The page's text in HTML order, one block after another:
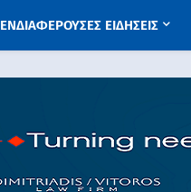
ΕΝΔΙΑΦΕΡΟΥΣΕΣ ΕΙΔΗΣΕΙΣ